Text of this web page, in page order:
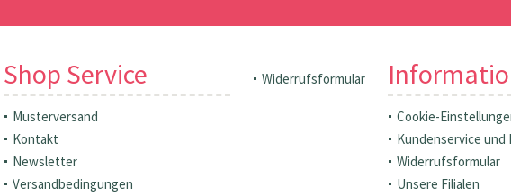
Shop Service
Musterversand
Kontakt
Newsletter
Versandbedingungen
Widerrufsformular
Cookie-
Kundenservice und
Widerrufsformular
Unsere Filialen